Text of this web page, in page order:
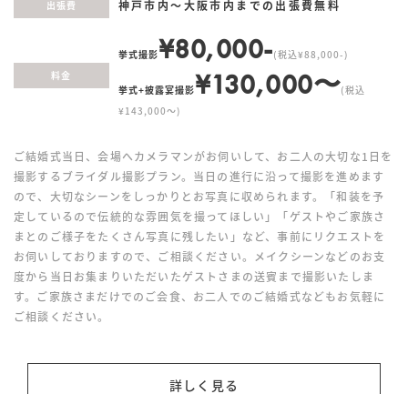
出張費 神戸市内〜大阪市内までの出張費無料
料金
挙式撮影¥80,000-(税込¥88,000-)
挙式+披露宴撮影¥130,000〜(税込
¥143,000〜)
ご結婚式当日、会場へカメラマンがお伺いして、お二人の大切な1日を
撮影するブライダル撮影プラン。当日の進行に沿って撮影を進めます
ので、大切なシーンをしっかりとお写真に収められます。「和装を予
定しているので伝統的な雰囲気を撮ってほしい」「ゲストやご家族さ
まとのご様子をたくさん写真に残したい」など、事前にリクエストを
お伺いしておりますので、ご相談ください。メイクシーンなどのお支
度から当日お集まりいただいたゲストさまの送賓まで撮影いたしま
す。ご家族さまだけでのご会食、お二人でのご結婚式などもお気軽に
ご相談ください。
詳しく見る